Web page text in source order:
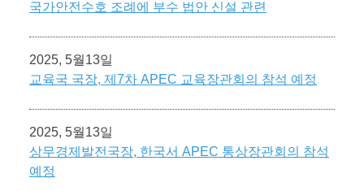
국가안전수호 조례에 부수 법안 신설 관련
2025, 5월13일
교육국 국장, 제7차 APEC 교육장관회의 참석 예정
2025, 5월13일
상무경제발전국장, 한국서 APEC 통상장관회의 참석
예정